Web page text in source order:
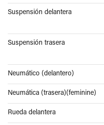
Suspensión delantera
Suspensión trasera
Neumático (delantero)
Neumática (trasera)(feminine)
Rueda delantera